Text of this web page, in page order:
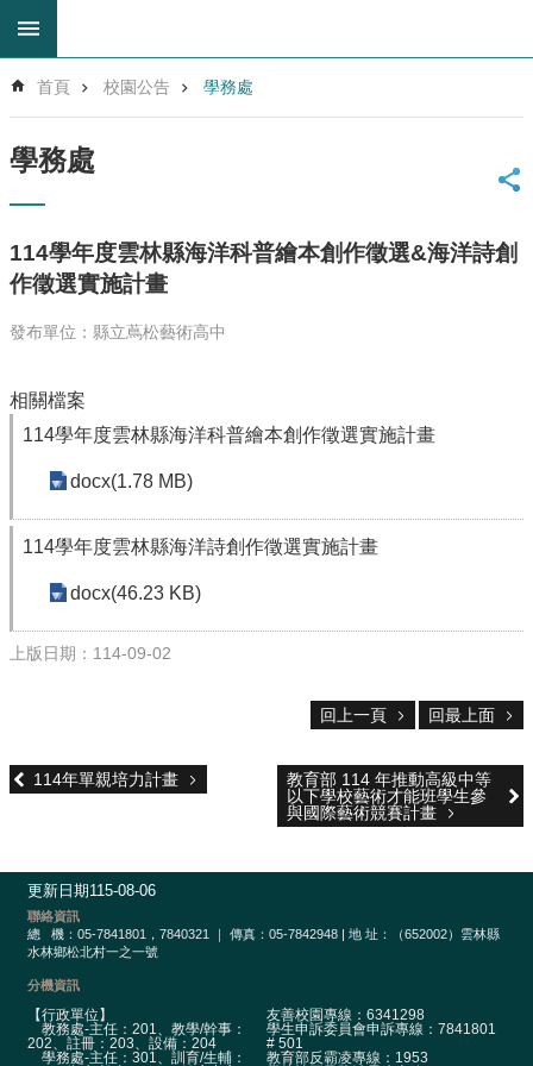
跳到主要內容區塊
階
搜
首
網
站
覽
林
縣
網
平
台
告
單
認
識
校
行
首頁 校園公告 學務處
學務處
114學年度雲林縣海洋科普繪本創作徵選&海洋詩創
作徵選實施計畫
發布單位：縣立蔦松藝術高中
相關檔案
114學年度雲林縣海洋科普繪本創作徵選實施計畫
docx(1.78 MB)
114學年度雲林縣海洋詩創作徵選實施計畫
docx(46.23 KB)
上版日期：114-09-02
回上一頁 回最上面
114年單親培力計畫
教育部 114 年推動高級中等
以下學校藝術才能班學生參
與國際藝術競賽計畫
更新日期115-08-06
聯絡資訊
總
機：05-7841801，7840321 ｜ 傳真：05-7842948 | 地 址：（652002）雲林縣
水林鄉松北村一之一號
分機資訊
【行政單位】
教務處-主任：201、教學/幹事：
202、註冊：203、設備：204
學務處-主任：301、訓育/生輔：
友善校園專線：6341298
學生申訴委員會申訴專線：7841801
# 501
教育部反霸凌專線：1953